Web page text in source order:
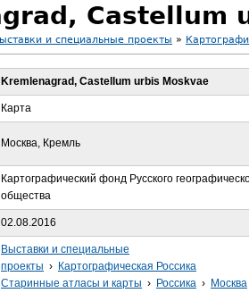
Castellum
и специальные проекты »
Kremlenagrad, Castellum urbis Moskvae
Карта
Москва, Кремль
Картографический фонд Русского
общества
02.08.2016
Выставки и специальные
проекты › Картографическая Россика
Старинные атласы и карты › Россика › Москва